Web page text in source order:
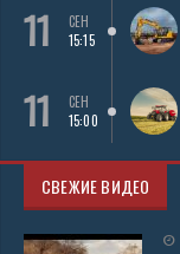
11
СЕН
15:15
11
СЕН
15:00
СВЕЖИЕ ВИДЕО